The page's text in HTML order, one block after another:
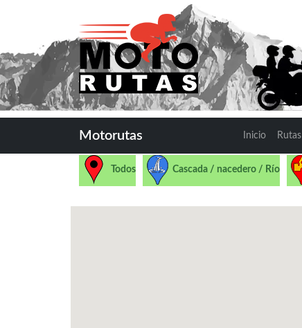
Motorutas Inicio Rutas
Todos Cascada / nacedero / Río